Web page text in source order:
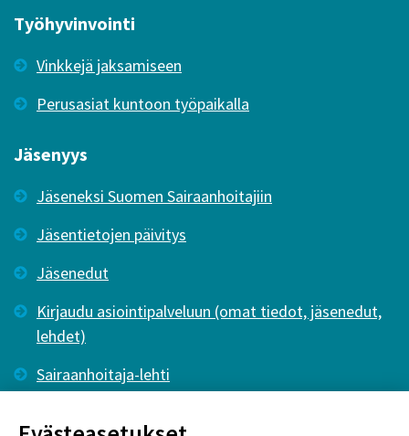
Työhyvinvointi
Vinkkejä jaksamiseen
Perusasiat kuntoon työpaikalla
Jäsenyys
Jäseneksi Suomen Sairaanhoitajiin
Jäsentietojen päivitys
Jäsenedut
Kirjaudu asiointipalveluun (omat tiedot, jäsenedut,
lehdet)
Sairaanhoitaja-lehti